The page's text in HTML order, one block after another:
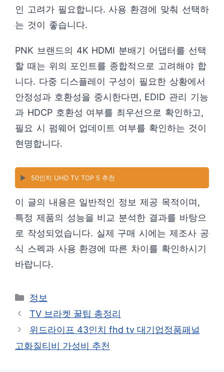
인 고려가 필요합니다. 사용 환경에 맞춰 선택하
는 것이 좋습니다.
PNK 브랜드의 4K HDMI 분배기 어댑터를 선택
할 때는 위의 포인트를 종합적으로 고려해야 합
니다. 다중 디스플레이 구성이 필요한 상황에서
안정성과 호환성을 중시한다면, EDID 관리 기능
과 HDCP 호환성 여부를 최우선으로 확인하고,
필요 시 펌웨어 업데이트 여부를 확인하는 것이
현명합니다.
▶️ 50인치 UHD TV TOP 5 추천
이 글의 내용은 일반적인 정보 제공 목적이며,
특정 제품의 성능을 비교 분석한 결과를 바탕으
로 작성되었습니다. 실제 구매 시에는 제조사 공
식 스펙과 사용 환경에 따른 차이를 확인하시기
바랍니다.
카
테
리
정보
TV 브라켓 꿀팁 총정리
위드라이프 43인치 fhd tv 대기업정품패널
고화질티비 가성비 추천